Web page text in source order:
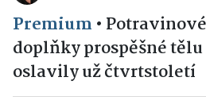
Premium • Potravinové
doplňky prospěšné
oslavily už čtvrtstoletí